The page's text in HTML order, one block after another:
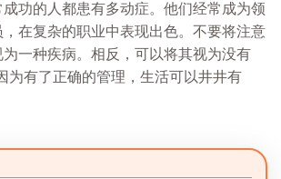
功的人都患有多动症。他们经常成为领
在复杂的职业中表现出色。不要将注意
一种疾病。相反，可以将其视为没有
为有了正确的管理，生活可以井井有